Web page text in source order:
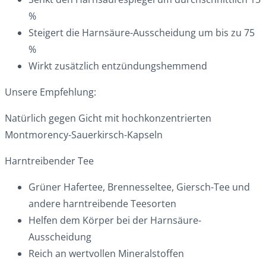
%
Steigert die Harnsäure-Ausscheidung um bis zu 75
%
Wirkt zusätzlich entzündungshemmend
Unsere Empfehlung:
Natürlich gegen Gicht mit hochkonzentrierten
Montmorency-Sauerkirsch-Kapseln
Harntreibender Tee
Grüner Hafertee, Brennesseltee, Giersch-Tee und
andere harntreibende Teesorten
Helfen dem Körper bei der Harnsäure-
Ausscheidung
Reich an wertvollen Mineralstoffen